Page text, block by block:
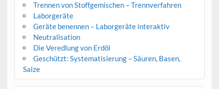
Trennen von Stoffgemischen – Trennverfahren
Laborgeräte
Geräte benennen – Laborgeräte interaktiv
Neutralisation
Die Veredlung von Erdöl
Geschützt: Systematisierung – Säuren, Basen,
Salze